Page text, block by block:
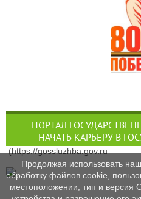
ПОРТАЛ
НАЧАТЬ КАРЬЕРУ В
(https://gossluzhba.gov.ru
Продолжая использовать
обработку файлов cookie,
местоположении; тип и версия